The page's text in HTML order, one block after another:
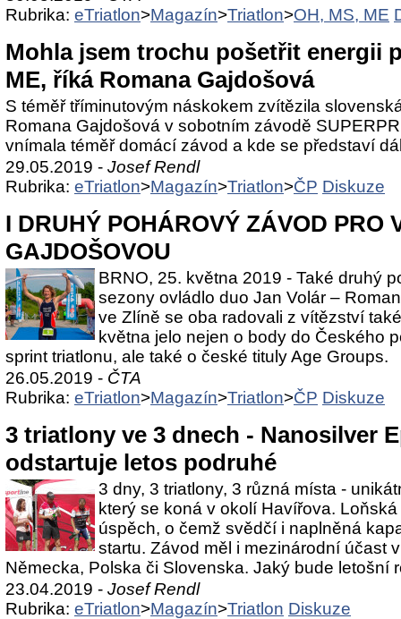
Rubrika: eTriatlon>Magazín>Triatlon>OH, MS, ME
Mohla jsem trochu pošetřit energii
ME, říká Romana Gajdošová
S téměř tříminutovým náskokem zvítězila
Romana Gajdošová v sobotním závodě
vnímala téměř domácí závod a kde se představí
29.05.2019 - Josef Rendl
Rubrika: eTriatlon>Magazín>Triatlon>ČP Diskuze
I DRUHÝ POHÁROVÝ ZÁVOD PRO
GAJDOŠOVOU
BRNO, 25. května 2019 - Také druhý
sezony ovládlo duo Jan Volár –
ve Zlíně se oba radovali z vítězství
května jelo nejen o body do Českého
sprint triatlonu, ale také o české tituly Age Groups.
26.05.2019 - ČTA
Rubrika: eTriatlon>Magazín>Triatlon>ČP Diskuze
3 triatlony ve 3 dnech - Nanosilver
odstartuje letos podruhé
3 dny, 3 triatlony, 3 různá místa -
který se koná v okolí Havířova.
úspěch, o čemž svědčí i naplněná
startu. Závod měl i mezinárodní účast
Německa, Polska či Slovenska. Jaký bude letošní
23.04.2019 - Josef Rendl
Rubrika: eTriatlon>Magazín>Triatlon Diskuze